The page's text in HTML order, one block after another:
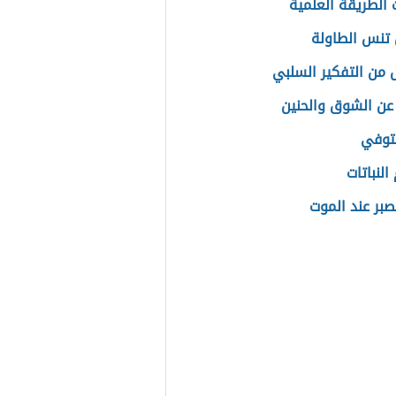
تنس الطاولة
من التفكير السلبي
الشوق والحنين
عند الموت